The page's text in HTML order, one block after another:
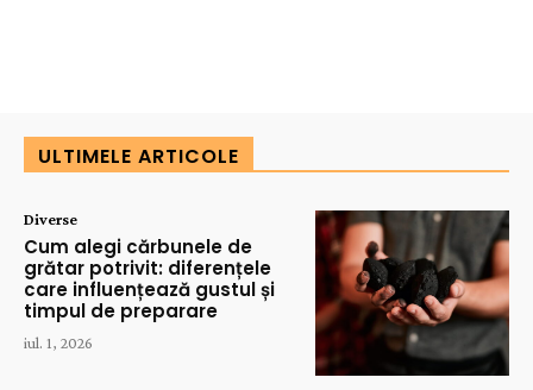
ULTIMELE ARTICOLE
Diverse
Cum alegi cărbunele de
grătar potrivit: diferențele
care influențează gustul și
timpul de preparare
iul. 1, 2026